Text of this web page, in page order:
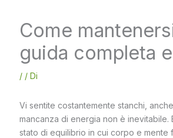
Come
guida completa
/ / Di
Vi sentite costantemente stanchi,
mancanza di energia non è
stato di equilibrio in cui corpo e mente